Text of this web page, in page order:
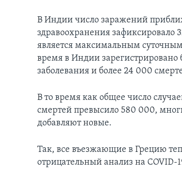
В Индии число заражений
здравоохранения зафиксировало
является максимальным
время в Индии зарегистрировано
заболевания и более 24 000
В то время как общее число
смертей превысило 580 000,
добавляют новые.
Так, все въезжающие в Грецию
отрицательный анализ на COVID-